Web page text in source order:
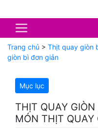
Trang chủ > Thịt quay giòn
giòn bì đơn giản
Mục lục
THỊT QUAY
MÓN THỊT QUAY